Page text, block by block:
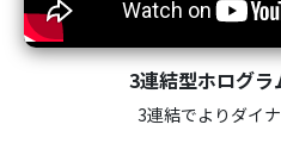
3連結型ホログラ
3連結でよりダイ